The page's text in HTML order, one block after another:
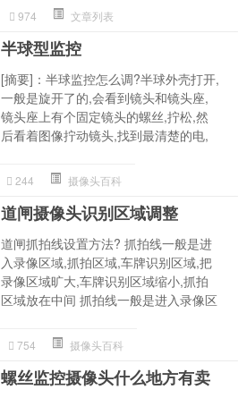
974 文章列表
半球型监控
[摘要]：半球监控怎么调?半球外壳打开,
一般是旋开了的,会看到镜头和镜头座,
镜头座上有个固定镜头的螺丝,拧松,然
后看着图像拧动镜头,找到最清楚的电,
244 摄像头百科
道闸摄像头识别区域调整
道闸抓拍线设置方法? 抓拍线一般是进
入录像区域,抓拍区域,车牌识别区域,把
录像区域旷大,车牌识别区域缩小,抓拍
区域放在中间 抓拍线一般是进入录像区
754 摄像头百科
螺丝监控摄像头什么地方有卖